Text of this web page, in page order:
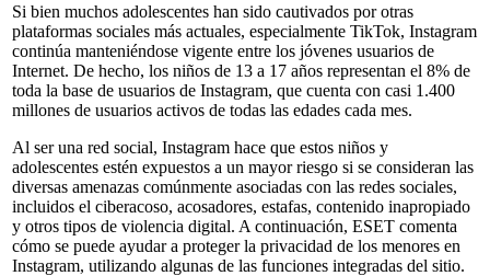
Si bien muchos adolescentes han sido cautivados por otras
plataformas sociales más actuales, especialmente TikTok, Instagram
continúa manteniéndose vigente entre los jóvenes usuarios de
Internet. De hecho, los niños de 13 a 17 años representan el 8% de
toda la base de usuarios de Instagram, que cuenta con casi 1.400
millones de usuarios activos de todas las edades cada mes.
Al ser una red social, Instagram hace que estos niños y
adolescentes estén expuestos a un mayor riesgo si se consideran las
diversas amenazas comúnmente asociadas con las redes sociales,
incluidos el ciberacoso, acosadores, estafas, contenido inapropiado
y otros tipos de violencia digital. A continuación, ESET comenta
cómo se puede ayudar a proteger la privacidad de los menores en
Instagram, utilizando algunas de las funciones integradas del sitio.